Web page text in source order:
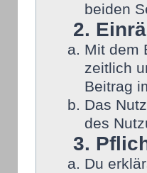
beiden
2.
Mit dem
zeitlich
Beitrag
Das
des
3.
Du